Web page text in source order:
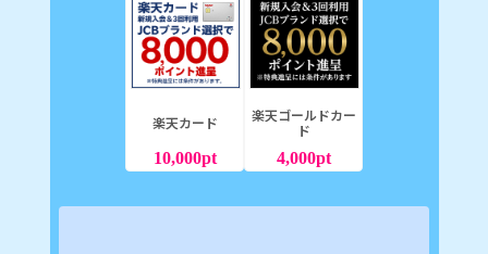
楽天カード
10,000pt
楽天ゴールドカー
ド
4,000pt